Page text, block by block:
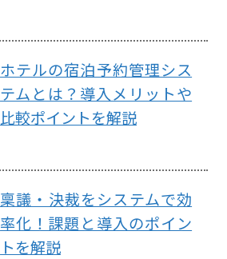
ホテルの宿泊予約管理シス
テムとは？導入メリットや
比較ポイントを解説
稟議・決裁をシステムで効
率化！課題と導入のポイン
トを解説